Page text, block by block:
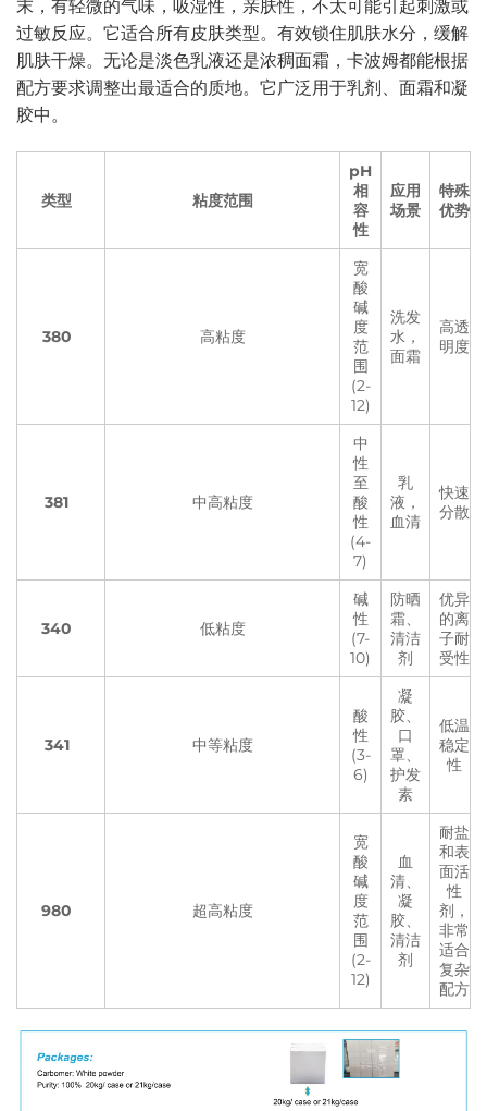
末，有轻微的气味，吸湿性，亲肤性，不太可能引起刺激或
过敏反应。它适合所有皮肤类型。有效锁住肌肤水分，缓解
肌肤干燥。无论是淡色乳液还是浓稠面霜，卡波姆都能根据
配方要求调整出最适合的质地。它广泛用于乳剂、面霜和凝
胶中。
类型 粘度范围
pH
相
容
性
应用
场景
特殊
优势
380 高粘度
宽
酸
碱
度
范
围
(2-
12)
洗发
水，
面霜
高透
明度
381 中高粘度
中
性
至
酸
性
(4-
7)
乳
液，
血清
快速
分散
340 低粘度
碱
性
(7-
10)
防晒
霜、
清洁
剂
优异
的离
子耐
受性
341 中等粘度
酸
性
(3-
6)
凝
胶、
口
罩、
护发
素
低温
稳定
性
980 超高粘度
宽
酸
碱
度
范
围
(2-
12)
血
清、
凝
胶、
清洁
剂
耐盐
和表
面活
性
剂，
非常
适合
复杂
配方